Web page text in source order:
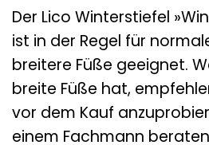
Der Lico Winterstiefel
ist in der Regel für
breitere Füße geeignet.
breite Füße hat,
vor dem Kauf
einem Fachmann